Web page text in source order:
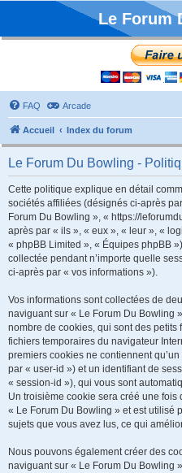
Le Forum
FAQ Arcade
Accueil Index du forum
Le Forum Du Bowling -
Cette politique explique en détail
sociétés affiliées (désignés ci-après
Forum Du Bowling », « https://
après par « ils », « eux », « leur », «
« phpBB Limited », « Équipes phpBB
collectée pendant n’importe quelle
ci-après par « vos informations »).
Vos informations sont collectées de
naviguant sur « Le Forum Du Bowling
nombre de cookies, qui sont des
fichiers temporaires du navigateur
premiers cookies ne contiennent
par « user-id ») et un identifiant de
« session-id »), qui vous sont
Un troisième cookie sera créé une
« Le Forum Du Bowling » et est utilisé
sujets que vous avez lus, ce qui
Nous pouvons également créer des
naviguant sur « Le Forum Du Bowling